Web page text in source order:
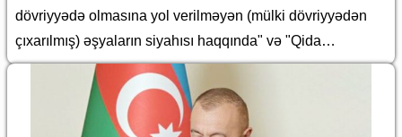
dövriyyədə olmasına yol verilməyən (mülki dövriyyədən
çıxarılmış) əşyaların siyahısı haqqında" və "Qida
təhlükəsizliyi haqqında" Azərbaycan Respublikasının
qanunlarında dəyişiklik edilməsi barədə